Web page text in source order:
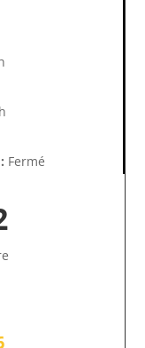
Fermé